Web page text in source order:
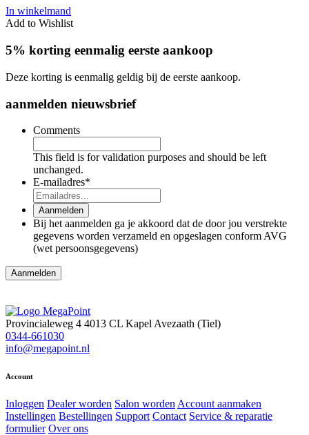
In winkelmand
Add to Wishlist
5% korting eenmalig eerste aankoop
Deze korting is eenmalig geldig bij de eerste aankoop.
aanmelden nieuwsbrief
Comments
This field is for validation purposes and should be left
unchanged.
E-mailadres*
Aanmelden
Bij het aanmelden ga je akkoord dat de door jou verstrekte
gegevens worden verzameld en opgeslagen conform AVG
(wet persoonsgegevens)
Provincialeweg 4 4013 CL Kapel Avezaath (Tiel)
0344-661030
info@megapoint.nl
Account
Inloggen Dealer worden Salon worden Account aanmaken
Instellingen Bestellingen Support Contact Service & reparatie
formulier Over ons